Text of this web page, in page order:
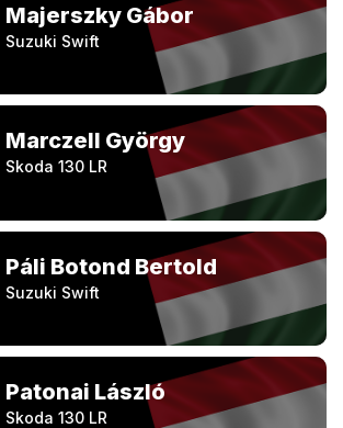
Majerszky Gábor
Suzuki Swift
Marczell György
Skoda 130 LR
Páli Botond Bertold
Suzuki Swift
Patonai László
Skoda 130 LR